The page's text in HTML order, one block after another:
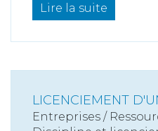
Lire la suite
LICENCIEMENT
Entreprises /